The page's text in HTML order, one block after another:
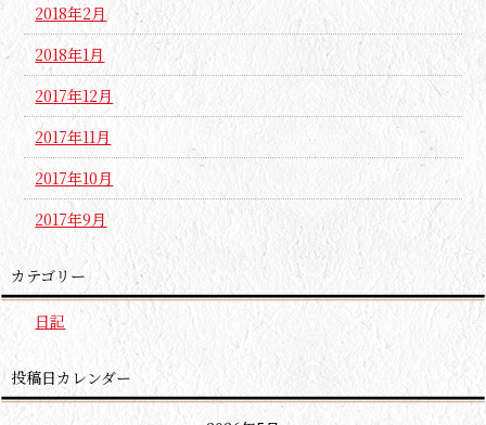
2018年2月
2018年1月
2017年12月
2017年11月
2017年10月
2017年9月
カテゴリー
日記
投稿日カレンダー